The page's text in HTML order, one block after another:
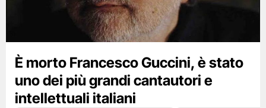
È morto Francesco Guccini, è stato
uno dei più grandi cantautori e
intellettuali italiani